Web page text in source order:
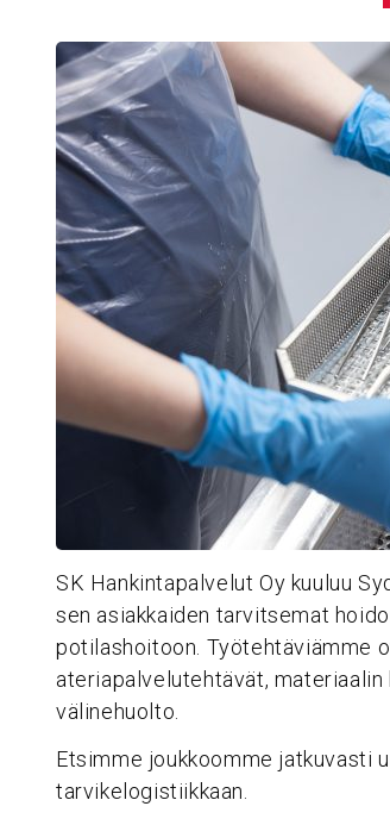
SK Hankintapalvelut Oy kuuluu
sen asiakkaiden tarvitsemat
potilashoitoon. Työtehtäviämme
ateriapalvelutehtävät,
välinehuolto.
Etsimme joukkoomme jatkuvasti
tarvikelogistiikkaan.